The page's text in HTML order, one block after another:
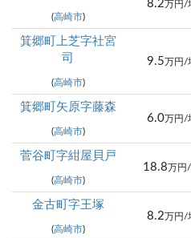
(高崎市)
8.2 万円/
箕郷町上芝字社宮
司
(高崎市)
9.5 万円/
箕郷町矢原字藤森
(高崎市)
6.0万円/
菅谷町字紺屋貝戸
(高崎市)
18.8 万円
金古町字王塚
(高崎市)
8.2 万円/